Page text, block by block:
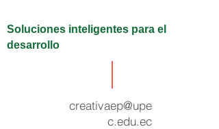
Soluciones inteligentes para el
desarrollo
creativaep@upe
c.edu.ec